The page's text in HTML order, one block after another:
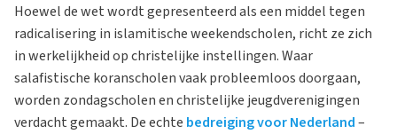
Hoewel de wet wordt gepresenteerd als een middel tegen
radicalisering in islamitische weekendscholen, richt ze zich
in werkelijkheid op christelijke instellingen. Waar
salafistische koranscholen vaak probleemloos doorgaan,
worden zondagscholen en christelijke jeugdverenigingen
verdacht gemaakt. De echte bedreiging voor Nederland–